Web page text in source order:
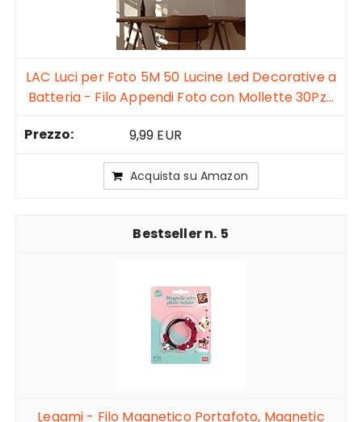
LAC Luci per Foto 5M 50 Lucine Led Decorative a
Batteria - Filo Appendi Foto con Mollette 30Pz...
9,99 EUR
Acquista su Amazon
5
Legami - Filo Magnetico Portafoto, Magnetic